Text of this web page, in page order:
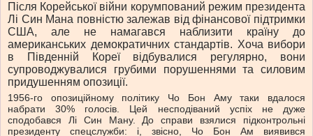
Після Корейської війни корумпований режим президента
Лі Син Мана повністю залежав від фінансової підтримки
США, але не намагався наблизити країну до
американських демократичних стандартів. Хоча вибори
в Південній Кореї відбувалися регулярно, вони
супроводжувалися грубими порушеннями та силовим
придушенням опозиції.
1956-го опозиційному політику Чо Бон Аму таки вдалося
набрати 30% голосів. Цей несподіваний успіх не дуже
сподобався Лі Син Ману. До справи взялися підконтрольні
президенту спецслужби: і, звісно, ​​Чо Бон Ам виявився